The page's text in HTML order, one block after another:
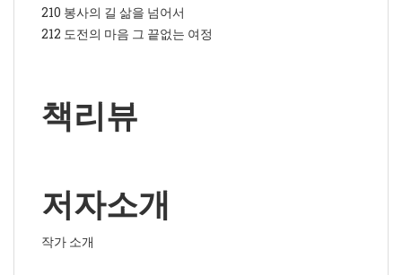
210 봉사의 길 삶을 넘어서
212 도전의 마음 그 끝없는 여정
책리뷰
저자소개
작가 소개